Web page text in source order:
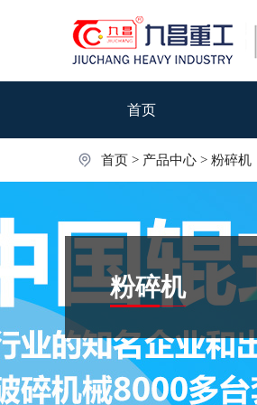
首页
首页 > 产品中心 > 粉碎机
粉碎机